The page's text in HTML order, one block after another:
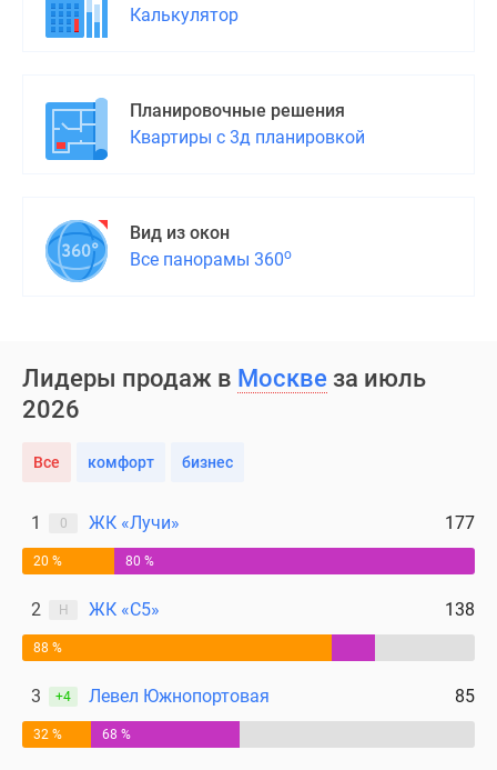
Калькулятор
Планировочные решения
Квартиры с 3д планировкой
Вид из окон
Все панорамы 360о
Лидеры продаж в Москве за июль
2026
Все комфорт бизнес
1 0 ЖК «Лучи» 177
20 % 80 %
2 Н ЖК «С5» 138
88 %
3 +4 Левел Южнопортовая 85
32 % 68 %